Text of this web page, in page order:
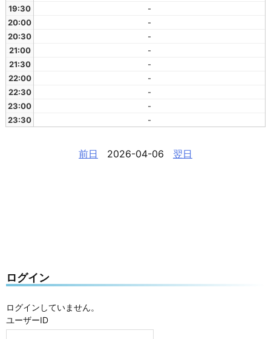
19:30
-
20:00
-
20:30
-
21:00
-
21:30
-
22:00
-
22:30
-
23:00
-
23:30
-
前日 2026-04-06 翌日
ログイン
ログインしていません。
ユーザーID